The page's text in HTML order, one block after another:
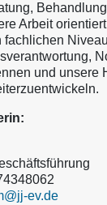
Arbeit
fachlichen
und unsere
ev.de